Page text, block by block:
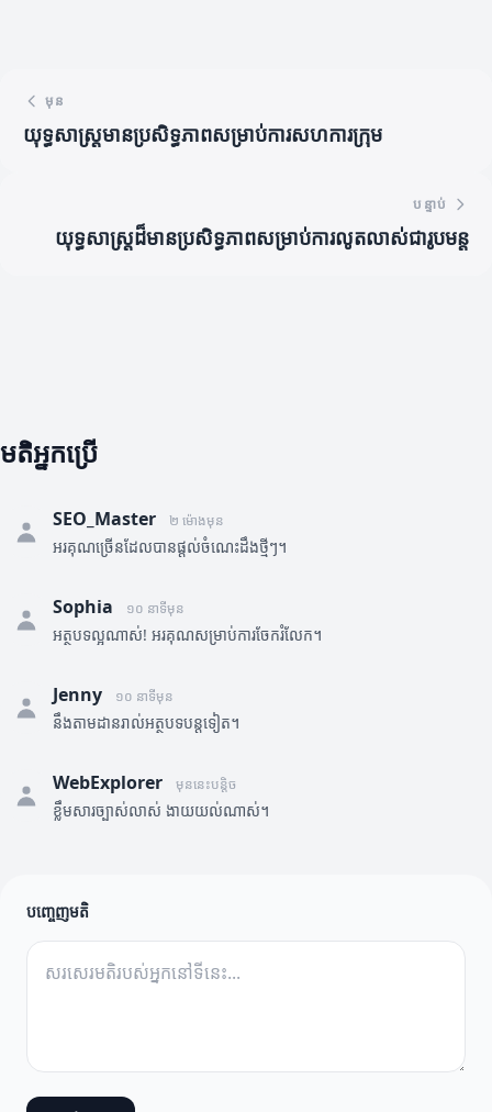
មុន
យុទ្ធសាស្ត្រមានប្រសិទ្ធភាពសម្រាប់ការសហការក្រុម
បន្ទាប់
យុទ្ធសាស្ត្រដ៏មានប្រសិទ្ធភាពសម្រាប់ការលូតលាស់ជារូបមន្ត
មតិអ្នកប្រើ
SEO_Master ២ ម៉ោងមុន
អរគុណច្រើនដែលបានផ្តល់ចំណេះដឹងថ្មីៗ។
Sophia ១០ នាទីមុន
អត្ថបទល្អណាស់! អរគុណសម្រាប់ការចែករំលែក។
Jenny ១០ នាទីមុន
នឹងតាមដានរាល់អត្ថបទបន្តទៀត។
WebExplorer មុននេះបន្តិច
ខ្លឹមសារច្បាស់លាស់ ងាយយល់ណាស់។
បញ្ចេញមតិ